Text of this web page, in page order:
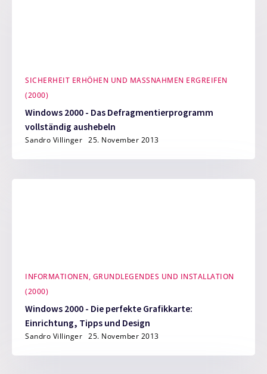
SICHERHEIT ERHÖHEN UND MASSNAHMEN ERGREIFEN (
2000)
Windows 2000 - Das Defragmentierprogramm
vollständig aushebeln
Sandro Villinger 25. November 2013
INFORMATIONEN, GRUNDLEGENDES UND INSTALLATION
(2000)
Windows 2000 - Die perfekte Grafikkarte:
Einrichtung, Tipps und Design
Sandro Villinger 25. November 2013